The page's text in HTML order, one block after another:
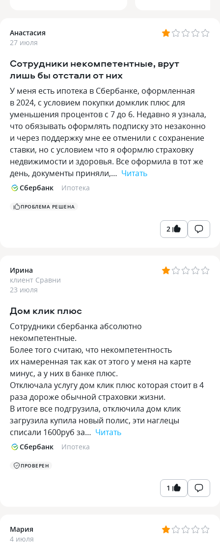
Анастасия
27 июля
Сотрудники некомпетентные, врут
лишь бы отстали от них
У меня есть ипотека в Сбербанке, оформленная
в 2024, с условием покупки домклик плюс для
уменьшения процентов с 7 до 6. Недавно я узнала,
что обязывать оформлять подписку это незаконно
и через поддержку мне ее отменили с сохранение
ставки, но с условием что я оформлю страховку
недвижимости и здоровья. Все оформила в тот же
день, документы приняли,… Читать
Сбербанк Ипотека
ПРОБЛЕМА РЕШЕНА
2
Ирина
клиент Сравни
23 июля
Дом клик плюс
Сотрудники сбербанка абсолютно
некомпетентные.
Более того считаю, что некомпетентность
их намеренная так как от этого у меня на карте
минус, а у них в банке плюс.
Отключала услугу дом клик плюс которая стоит в 4
раза дороже обычной страховки жизни.
В итоге все подгрузила, отключила дом клик
загрузила купила новый полис, эти наглецы
списали 1600руб за… Читать
Сбербанк Ипотека
ПРОВЕРЕН
1
Мария
4 июля